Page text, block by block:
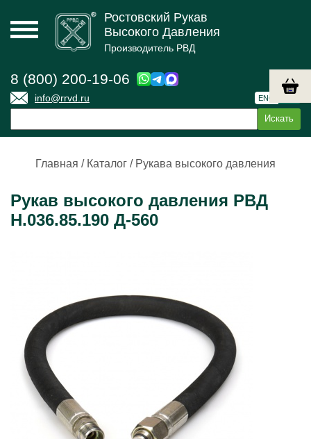
Ростовский Рукав
Высокого Давления
Производитель РВД
8 (800) 200-19-06
info@rrvd.ru ENG
Главная / Каталог / Рукава высокого давления
Рукав высокого давления РВД
Н.036.85.190 Д-560